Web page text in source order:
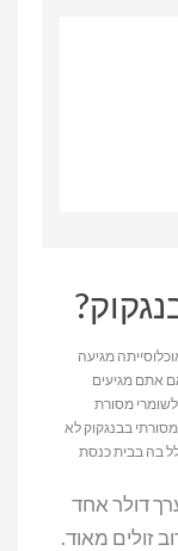
מגיעה
אם אתם מגיעים
מסורת
בבנגקוק לא
בה בבית כנסת
דולר אחד
זולים מאוד.